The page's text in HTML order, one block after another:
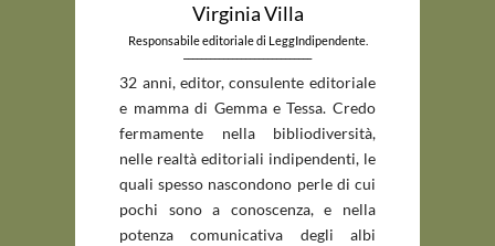
Virginia Villa
Responsabile editoriale di LeggIndipendente.
32 anni, editor, consulente editoriale
e mamma di Gemma e Tessa. Credo
fermamente nella bibliodiversità,
nelle realtà editoriali indipendenti, le
quali spesso nascondono perle di cui
pochi sono a conoscenza, e nella
potenza comunicativa degli albi